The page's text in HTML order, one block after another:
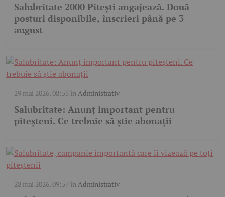
Salubritate 2000 Pitești angajează. Două
posturi disponibile, înscrieri până pe 3
august
29 mai 2026, 08:55 înAdministrativ
Salubritate: Anunț important pentru
piteșteni. Ce trebuie să știe abonații
28 mai 2026, 09:57înAdministrativ